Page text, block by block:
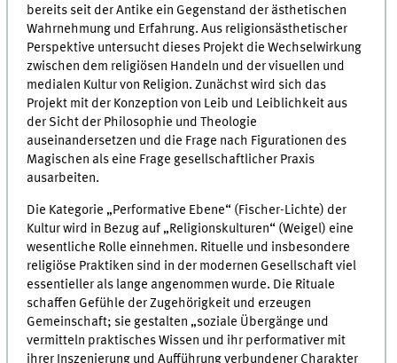
bereits seit der Antike ein Gegenstand der ästhetischen
Wahrnehmung und Erfahrung. Aus religionsästhetischer
Perspektive untersucht dieses Projekt die Wechselwirkung
zwischen dem religiösen Handeln und der visuellen und
medialen Kultur von Religion. Zunächst wird sich das
Projekt mit der Konzeption von Leib und Leiblichkeit aus
der Sicht der Philosophie und Theologie
auseinandersetzen und die Frage nach Figurationen des
Magischen als eine Frage gesellschaftlicher Praxis
ausarbeiten.
Die Kategorie „Performative Ebene“ (Fischer-Lichte) der
Kultur wird in Bezug auf „Religionskulturen“ (Weigel) eine
wesentliche Rolle einnehmen. Rituelle und insbesondere
religiöse Praktiken sind in der modernen Gesellschaft viel
essentieller als lange angenommen wurde. Die Rituale
schaffen Gefühle der Zugehörigkeit und erzeugen
Gemeinschaft; sie gestalten „soziale Übergänge und
vermitteln praktisches Wissen und ihr performativer mit
ihrer Inszenierung und Aufführung verbundener Charakter